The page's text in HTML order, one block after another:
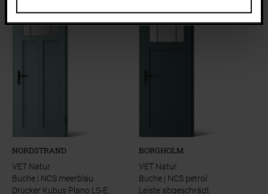
NORDSTRAND
VET Natur
Buche | NCS meerblau
Drücker Kubus Plano LS-E,
BORGHOLM
VET Natur
Buche | NCS petrol
Leiste abgeschrägt